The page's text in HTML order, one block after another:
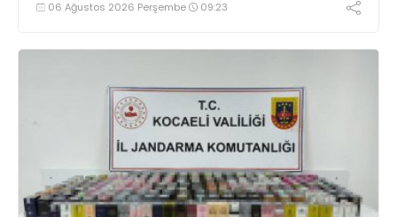
06 Ağustos 2026 Perşembe 09:23